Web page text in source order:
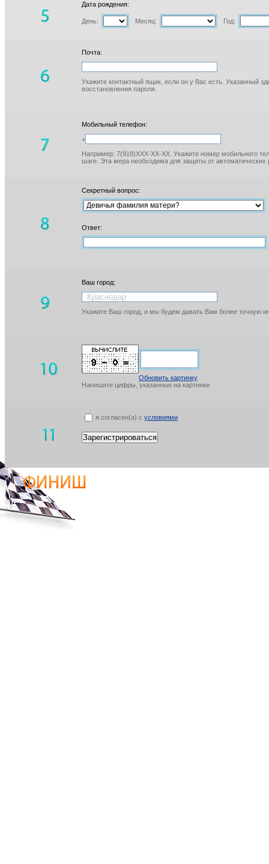
Дата рождения:
День: Месяц: Год:
Почта:
Укажите контактный ящик, если он у Вас есть. Указанный
восстановления пароля.
Мобильный телефон:
+
Например: 7(918)XXX-XX-XX. Укажите номер мобильного
шаге. Эта мера необходима для защиты от автоматических
Секретный вопрос:
Ответ:
Ваш город:
Укажите Ваш город, и мы будем давать Вам более точную
Обновить картинку
Напишите цифры, указанные на картинке
я согласен(а) с условиями
Зарегистрироваться